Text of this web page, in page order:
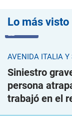
Lo más visto
AVENIDA ITALIA Y
Siniestro
persona
trabajó en el